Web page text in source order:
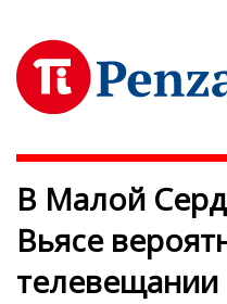
В Малой
Вьясе
телевещании